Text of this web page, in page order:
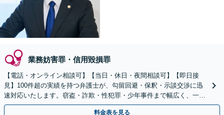
業務妨害罪・信用毀損罪
【電話・オンライン相談可】【当日・休日・夜間相談可】【即日接
見】100件超の実績を持つ弁護士が、勾留回避・保釈・示談交渉に迅
速対応いたします。窃盗・詐欺・性犯罪・少年事件まで幅広く、一貫
担当によるブレのない弁護活動で、一刻も早い身柄解放を。
料金表を見る